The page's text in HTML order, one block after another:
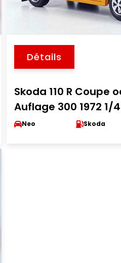
Détails
Skoda 110 R Coupe
Auflage 300 1972 1/
Neo Skoda